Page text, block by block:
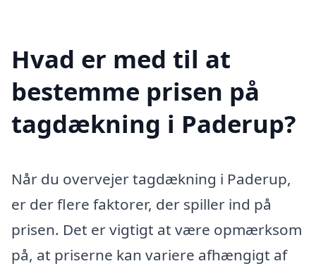
Hvad er med til at
bestemme prisen på
tagdækning i Paderup?
Når du overvejer tagdækning i Paderup,
er der flere faktorer, der spiller ind på
prisen. Det er vigtigt at være opmærksom
på, at priserne kan variere afhængigt af